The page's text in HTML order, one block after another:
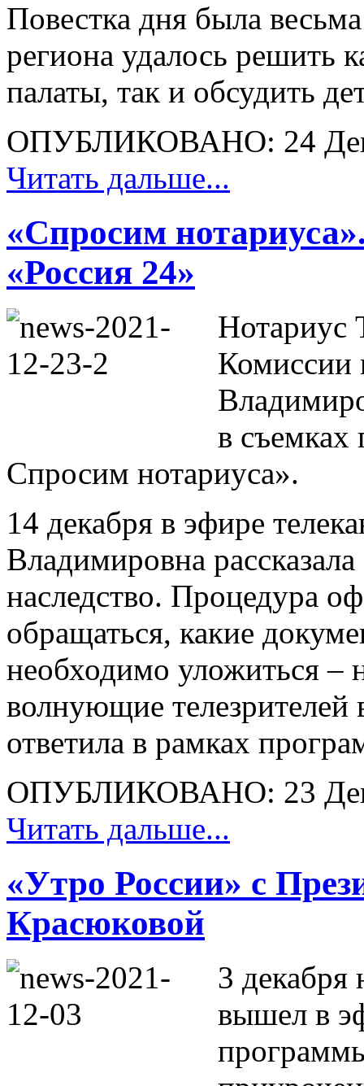
Повестка дня была
региона удалось решить
палаты, так и обсудить
ОПУБЛИКОВАНО: 24
Читать дальше...
«Спросим
«Россия 24»
Нотариус
Комиссии
в
Спросим нотариуса».
14 декабря в эфире
Владимировна
наследство. Процедура
обращаться, какие
необходимо уложиться –
волнующие
ответила в рамках
ОПУБЛИКОВАНО: 23
Читать дальше...
«Утро России» с
Красюковой
3 декабря
вышел в